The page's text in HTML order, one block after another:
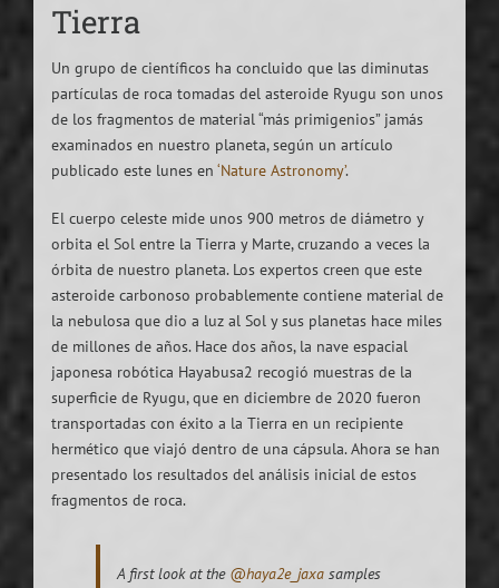
Tierra
Un grupo de científicos ha concluido que las diminutas
partículas de roca tomadas del asteroide Ryugu son unos
de los fragmentos de material “más primigenios” jamás
examinados en nuestro planeta, según un artículo
publicado este lunes en ‘Nature Astronomy’.
El cuerpo celeste mide unos 900 metros de diámetro y
orbita el Sol entre la Tierra y Marte, cruzando a veces la
órbita de nuestro planeta. Los expertos creen que este
asteroide carbonoso probablemente contiene material de
la nebulosa que dio a luz al Sol y sus planetas hace miles
de millones de años. Hace dos años, la nave espacial
japonesa robótica Hayabusa2 recogió muestras de la
superficie de Ryugu, que en diciembre de 2020 fueron
transportadas con éxito a la Tierra en un recipiente
hermético que viajó dentro de una cápsula. Ahora se han
presentado los resultados del análisis inicial de estos
fragmentos de roca.
A first look at the @haya2e_jaxasamples